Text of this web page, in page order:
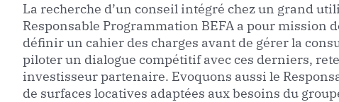
La recherche d’un conseil intégré chez un grand
Responsable Programmation BEFA a pour mission
définir un cahier des charges avant de gérer la
piloter un dialogue compétitif avec ces derniers,
investisseur partenaire. Evoquons aussi le
de surfaces locatives adaptées aux besoins du